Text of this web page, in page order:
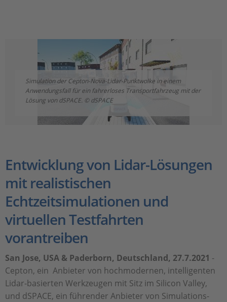
Simulation der Cepton-Nova-Lidar-Punktwolke in einem
Anwendungsfall für ein fahrerloses Transportfahrzeug mit der
Lösung von dSPACE. © dSPACE
Entwicklung von Lidar-Lösungen
mit realistischen
Echtzeitsimulationen und
virtuellen Testfahrten
vorantreiben
San Jose, USA & Paderborn, Deutschland, 27.7.2021 -
Cepton, ein Anbieter von hochmodernen, intelligenten
Lidar-basierten Werkzeugen mit Sitz im Silicon Valley,
und dSPACE, ein führender Anbieter von Simulations-